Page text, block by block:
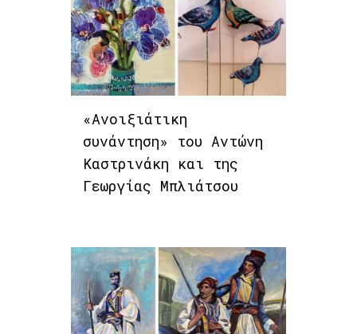
«Ανοιξιάτικη
συνάντηση» του Αντώνη
Καστρινάκη και της
Γεωργίας Μπλιάτσου